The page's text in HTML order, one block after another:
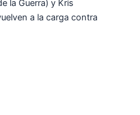
la Guerra) y Kris
a la carga contra